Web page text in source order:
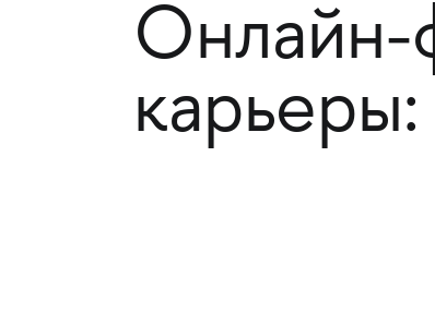
Онлайн-